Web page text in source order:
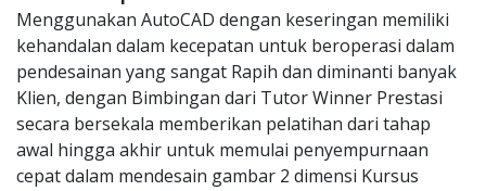
Menggunakan AutoCAD dengan keseringan memiliki
kehandalan dalam kecepatan untuk beroperasi dalam
pendesainan yang sangat Rapih dan diminanti banyak
Klien, dengan Bimbingan dari Tutor Winner Prestasi
secara bersekala memberikan pelatihan dari tahap
awal hingga akhir untuk memulai penyempurnaan
cepat dalam mendesain gambar 2 dimensi Kursus